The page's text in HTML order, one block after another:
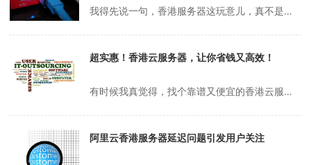
我得先说一句，香港服务器这玩意儿，真不是谁都能随便测的。前阵子我还在群里跟人争论，大家都说亿速云最近挺火，尤其是香港节点，便宜、带宽大、号称延迟低到离谱。我一开始其实是有点不信的，毕竟这年头，云服务器厂商吹牛的多，真有本事的少。说起来，去年我还踩过一次坑，买了个号称“极速直连”的香港云，结果晚上高峰期直接卡成...
超实惠！香港云服务器，让你省钱又高效！
有时候我真觉得，找个靠谱又便宜的香港云服务器，比找对象还难。你说，市面上那些广告打得天花乱坠的，什么“极速稳定”“全球节点”，结果一用上，动不动就掉线，或者带宽卡得像挤牙膏。前阵子我还在群里跟几个做跨境电商的朋友吐槽，说实话，香港云服务器这玩意儿，便宜的怕不稳，贵的又觉得冤枉钱花得心疼。你说，这事儿是不是挺让...
阿里云香港服务器延迟问题引发用户关注